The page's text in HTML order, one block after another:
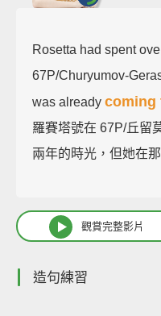
Rosetta had spent
67P/Churyumov-
was already coming
羅賽塔號在 67P/丘留
兩年的時光，但她在
觀賞完整影片
造句練習